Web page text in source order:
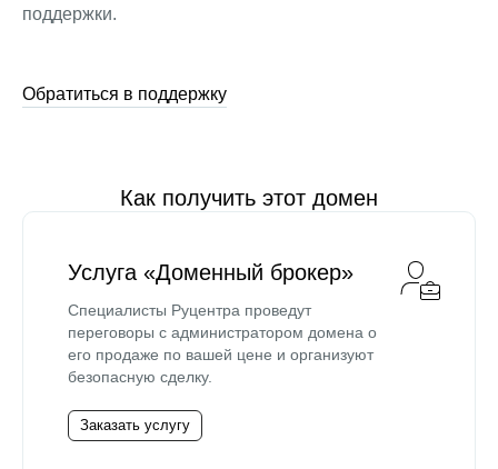
поддержки.
Обратиться в поддержку
Как получить этот домен
Услуга «Доменный брокер»
Специалисты Руцентра проведут
переговоры с администратором домена о
его продаже по вашей цене и организуют
безопасную сделку.
Заказать услугу